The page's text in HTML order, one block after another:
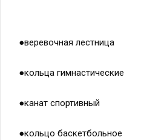
●веревочная лестница
●кольца гимнастические
●канат спортивный
●кольцо баскетбольное